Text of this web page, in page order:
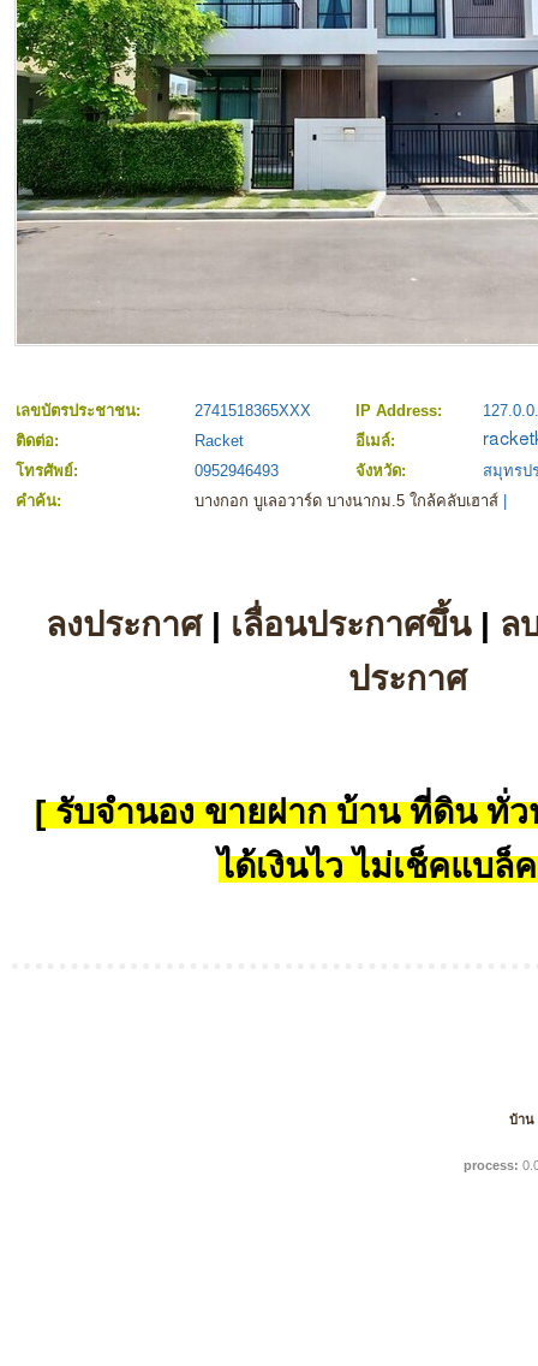
เลขบัตรประชาชน: 2741518365XXX IP Address:
ติดต่อ:
Racket
อีเมล์:
โทรศัพย์:
0952946493 จังหวัด:
สมุทรป
คำค้น:
บางกอก บูเลอวาร์ด บางนากม.5 ใกล้คลับเฮาส์
ลงประกาศ| เลื่อนประกาศขึ้น| ล
ประกาศ
[ รับจำนอง ขายฝาก บ้าน ที่ดิน ทั่ว
ได้เงินไว ไม่เช็คแบล็
บ้าน
process: